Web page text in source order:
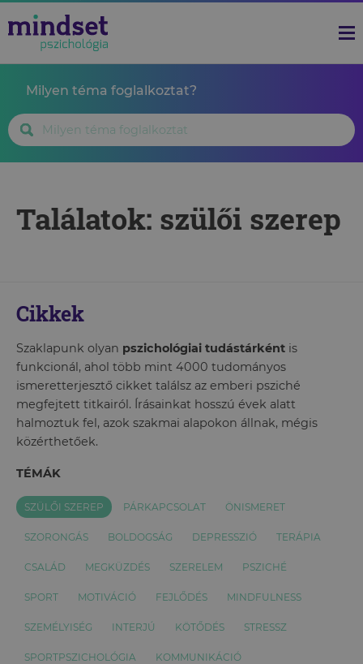
Milyen téma foglalkoztat?
Találatok: szülői szerep
Cikkek
Szaklapunk olyan pszichológiai tudástárként is
funkcionál, ahol több mint 4000 tudományos
ismeretterjesztő cikket találsz az emberi psziché
megfejtett titkairól. Írásainkat hosszú évek alatt
halmoztuk fel, azok szakmai alapokon állnak, mégis
közérthetőek.
TÉMÁK
SZÜLŐI SZEREP PÁRKAPCSOLAT ÖNISMERET
SZORONGÁS BOLDOGSÁG DEPRESSZIÓ TERÁPIA
CSALÁD MEGKÜZDÉS SZERELEM PSZICHÉ
SPORT MOTIVÁCIÓ FEJLŐDÉS MINDFULNESS
SZEMÉLYISÉG INTERJÚ KÖTŐDÉS STRESSZ
SPORTPSZICHOLÓGIA KOMMUNIKÁCIÓ